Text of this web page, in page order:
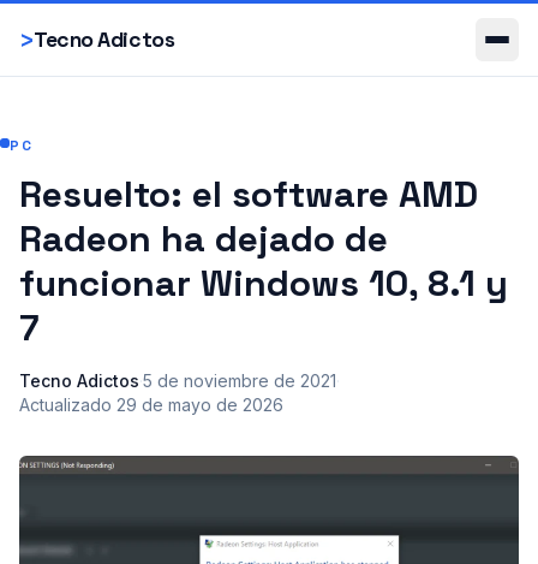
>Tecno Adictos
Smartphones
PC
Resuelto: el software AMD
Radeon ha dejado de
funcionar Windows 10, 8.1 y
7
Tecno Adictos·5 de noviembre de 2021·
Actualizado 29 de mayo de 2026